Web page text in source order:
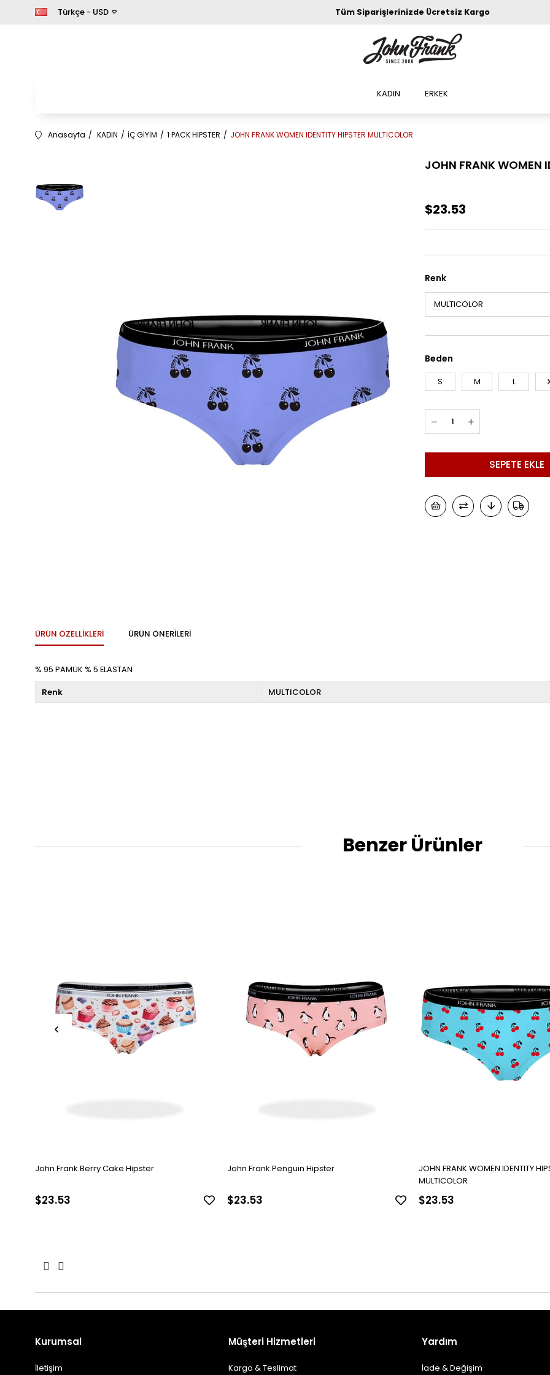
Tüm Siparişlerinizde Ücretsiz Kargo
Türkçe - USD
KADIN ERKEK
Anasayfa KADIN İÇ GİYİM 1 PACK HIPSTER JOHN FRANK WOMEN IDENTITY HIPSTER MULTICOLOR
JOHN FRANK WOMEN
$23.53
Renk
Beden
S M L
ÜRÜN ÖZELLIKLERI ÜRÜN ÖNERILERI
% 95 PAMUK % 5 ELASTAN
Renk MULTICOLOR
Benzer Ürünler
John Frank Berry Cake Hipster
$23.53
John Frank Penguin Hipster
$23.53
JOHN FRANK WOMEN IDENTITY
MULTICOLOR
$23.53
Kurumsal
İletişim
Müşteri Hizmetleri
Kargo & Teslimat
Yardım
İade & Değişim